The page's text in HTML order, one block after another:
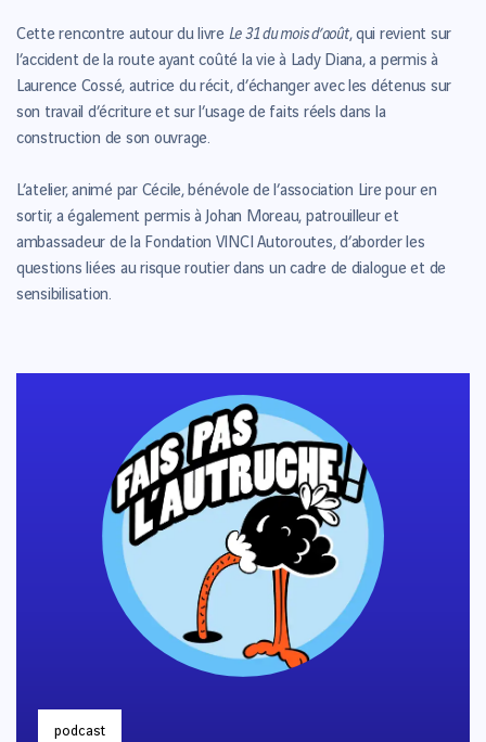
Cette rencontre autour du livre Le 31 du mois d’août, qui revient sur
l’accident de la route ayant coûté la vie à Lady Diana, a permis à
Laurence Cossé, autrice du récit, d’échanger avec les détenus sur
son travail d’écriture et sur l’usage de faits réels dans la
construction de son ouvrage.
L’atelier, animé par Cécile, bénévole de l’association Lire pour en
sortir, a également permis à Johan Moreau, patrouilleur et
ambassadeur de la Fondation VINCI Autoroutes, d’aborder les
questions liées au risque routier dans un cadre de dialogue et de
sensibilisation.
podcast